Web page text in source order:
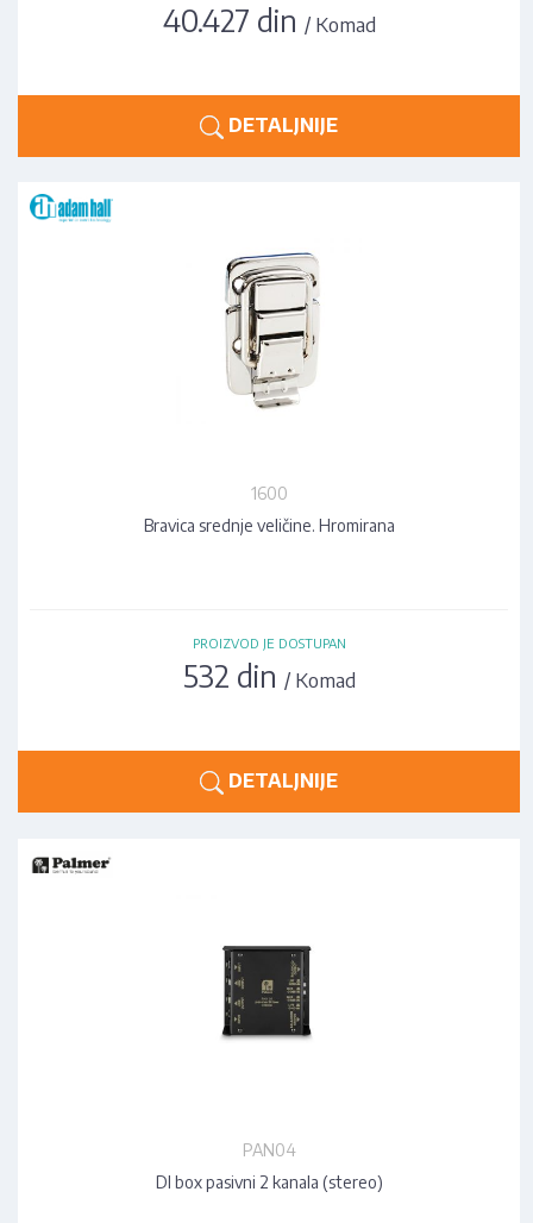
40.427 din / Komad
DETALJNIJE
1600
Bravica srednje veličine. Hromirana
PROIZVOD JE DOSTUPAN
532 din / Komad
DETALJNIJE
PAN04
DI box pasivni 2 kanala (stereo)